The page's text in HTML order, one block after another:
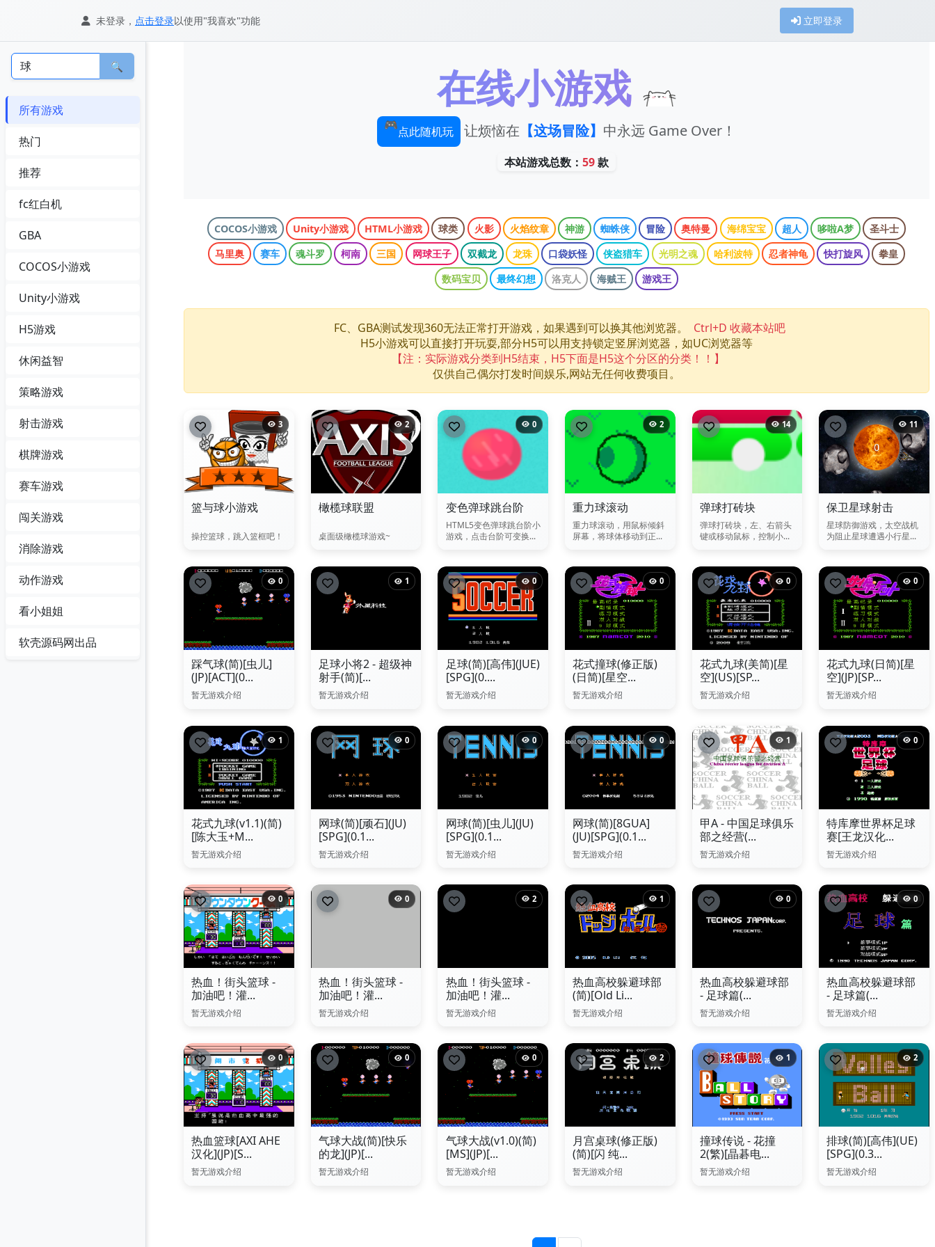
未登录， 点击登录以使用"我喜欢"功能 立即登录
🔍
所有游戏
热门
推荐
fc红白机
GBA
COCOS小游戏
Unity小游戏
H5游戏
休闲益智
策略游戏
射击游戏
棋牌游戏
赛车游戏
闯关游戏
消除游戏
动作游戏
看小姐姐
软壳源码网出品
在线小游戏
🎮点此随机玩 让烦恼在 【这场冒险】 中永远 Game Over！
本站游戏总数： 59款
COCOS小游戏 Unity小游戏 HTML小游戏 球类 火影 火焰纹章 神游 蜘蛛侠 冒险 奥特曼 海绵宝宝 超人 哆啦A梦
圣斗士
马里奥
赛车 魂斗罗 柯南 三国 网球王子 双截龙 龙珠 口袋妖怪 侠盗猎车 光明之魂 哈利波特 忍者神龟 快打旋风
拳皇
数码宝贝
最终幻想 洛克人 海贼王 游戏王
FC、GBA测试发现360无法正常打开游戏，如果遇到可以换其他浏览器。
Ctrl+D 收藏本站吧
H5小游戏可以直接打开玩耍,部分H5可以用支持锁定竖屏浏览器，如UC浏览器等
【注：实际游戏分类到H5结束，H5下面是H5这个分区的分类！！】
仅供自己偶尔打发时间娱乐,网站无任何收费项目。
3
篮与球小游戏
操控篮球，跳入篮框吧！
2
橄榄球联盟
桌面级橄榄球游戏~
0
变色弹球跳台阶
HTML5变色弹球跳台阶小
游戏，点击台阶可变换...
2
重力球滚动
重力球滚动，用鼠标倾斜
屏幕，将球体移动到正...
14
弹球打砖块
弹球打砖块，左、右箭头
键或移动鼠标，控制小...
11
保卫星球射击
星球防御游戏，太空战机
为阻止星球遭遇小行星...
0
踩气球(简)[虫儿]
(JP)[ACT](0...
暂无游戏介绍
1
足球小将2 - 超级神
射手(简)[...
暂无游戏介绍
0
足球(简)[高伟](JUE)
[SPG](0....
暂无游戏介绍
0
花式撞球(修正版)
(日简)[星空...
暂无游戏介绍
0
花式九球(美简)[星
空](US)[SP...
暂无游戏介绍
0
花式九球(日简)[星
空](JP)[SP...
暂无游戏介绍
1
花式九球(v1.1)(简)
[陈大玉+M...
暂无游戏介绍
0
网球(简)[顽石](JU)
[SPG](0.1...
暂无游戏介绍
0
网球(简)[虫儿](JU)
[SPG](0.1...
暂无游戏介绍
0
网球(简)[8GUA]
(JU)[SPG](0.1...
暂无游戏介绍
1
甲A - 中国足球俱乐
部之经营(...
暂无游戏介绍
0
特库摩世界杯足球
赛[王龙汉化...
暂无游戏介绍
0
热血！街头篮球 -
加油吧！灌...
暂无游戏介绍
0
热血！街头篮球 -
加油吧！灌...
暂无游戏介绍
2
热血！街头篮球 -
加油吧！灌...
暂无游戏介绍
1
热血高校躲避球部
(简)[Old Li...
暂无游戏介绍
0
热血高校躲避球部
- 足球篇(...
暂无游戏介绍
0
热血高校躲避球部
- 足球篇(...
暂无游戏介绍
0
热血篮球[AXI AHE
汉化](JP)[S...
暂无游戏介绍
0
气球大战(简)[快乐
的龙](JP)[...
暂无游戏介绍
0
气球大战(v1.0)(简)
[MS](JP)[...
暂无游戏介绍
2
月宫桌球(修正版)
(简)[闪 纯...
暂无游戏介绍
1
撞球传说 - 花撞
2(繁)[晶碁电...
暂无游戏介绍
2
排球(简)[高伟](UE)
[SPG](0.3...
暂无游戏介绍